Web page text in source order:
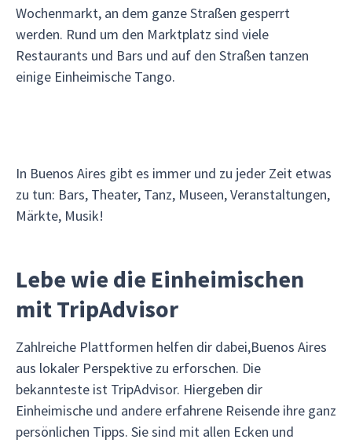
Wochenmarkt, an dem ganze Straßen gesperrt
werden. Rund um den Marktplatz sind viele
Restaurants und Bars und auf den Straßen tanzen
einige Einheimische Tango.
In Buenos Aires gibt es immer und zu jeder Zeit etwas
zu tun: Bars, Theater, Tanz, Museen, Veranstaltungen,
Märkte, Musik!
Lebe wie die Einheimischen
mit TripAdvisor
Zahlreiche Plattformen helfen dir dabei,Buenos Aires
aus lokaler Perspektive zu erforschen. Die
bekannteste ist TripAdvisor. Hiergeben dir
Einheimische und andere erfahrene Reisende ihre ganz
persönlichen Tipps. Sie sind mit allen Ecken und